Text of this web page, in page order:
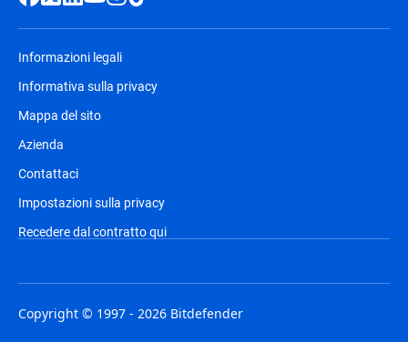
Informazioni legali
Informativa sulla privacy
Mappa del sito
Azienda
Contattaci
Impostazioni sulla privacy
Recedere dal contratto qui
Copyright © 1997 - 2026 Bitdefender